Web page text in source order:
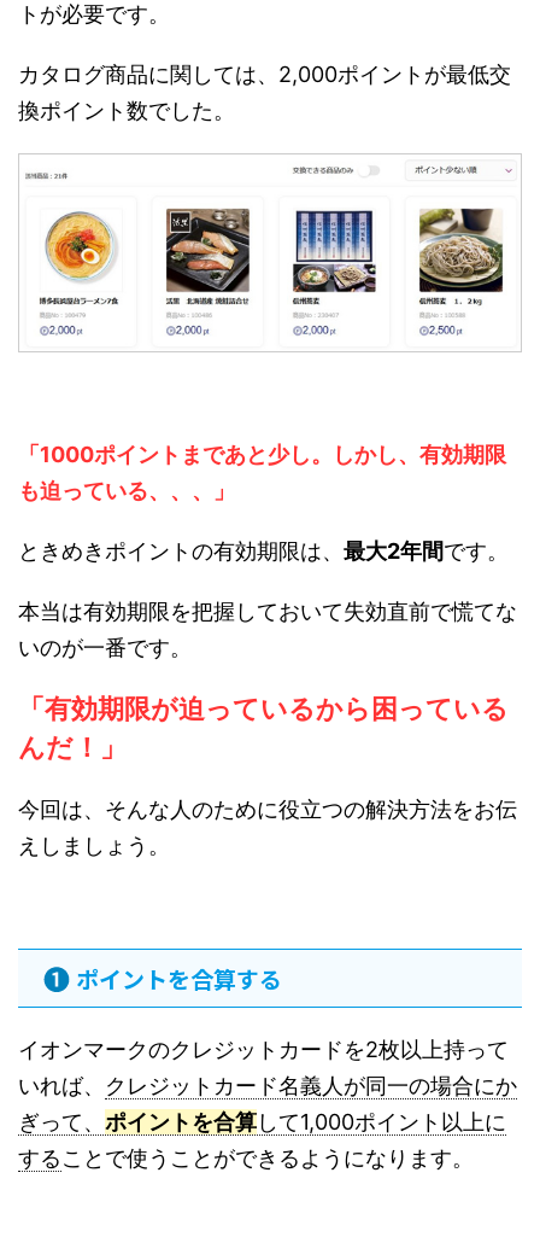
トが必要です。
カタログ商品に関しては、2,000ポイントが最低交
換ポイント数でした。
「1000ポイントまであと少し。しかし、有効期限
も迫っている、、、」
ときめきポイントの有効期限は、 最大2年間です。
本当は有効期限を把握しておいて失効直前で慌てな
いのが一番です。
「有効期限が迫っているから困っている
んだ！」
今回は、そんな人のために役立つの解決方法をお伝
えしましょう。
ポイントを合算する
イオンマークのクレジットカードを2枚以上持って
いれば、 クレジットカード名義人が同一の場合にか
ぎって、 ポイントを合算して1,000ポイント以上に
することで使うことができるようになります。